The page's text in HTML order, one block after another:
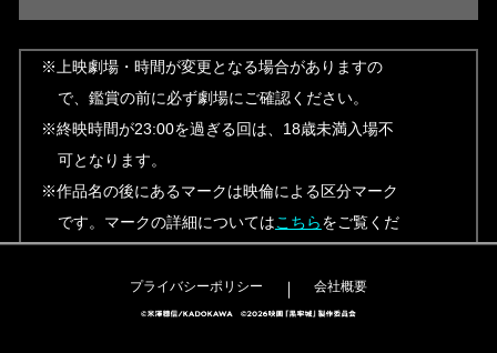
プライバシーポリシー 会社概要